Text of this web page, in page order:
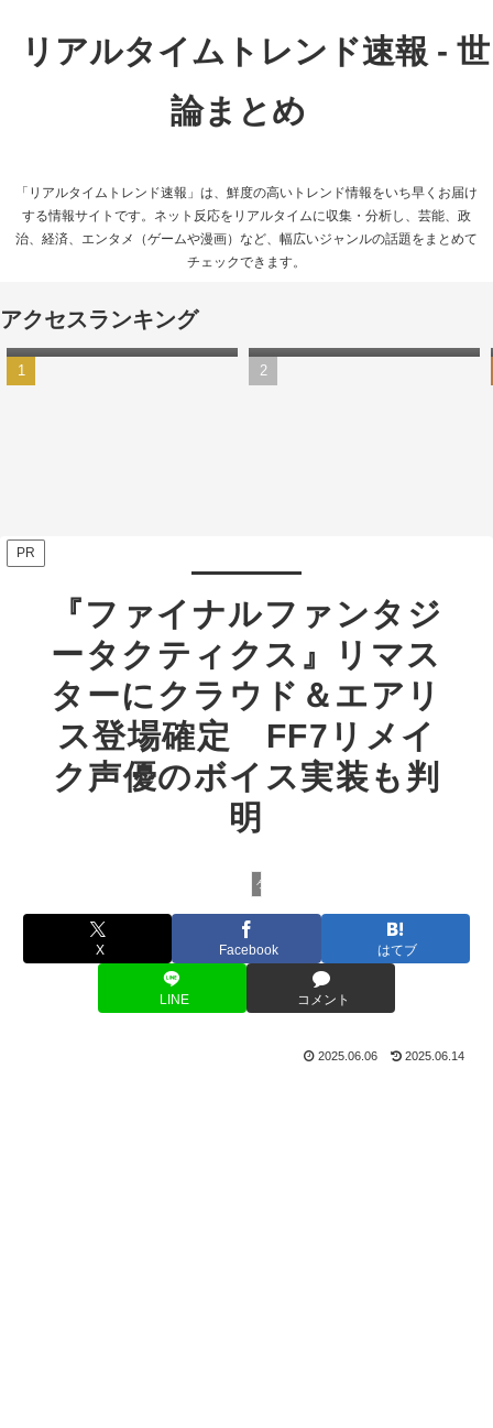
リアルタイムトレンド速報 - 世
論まとめ
「リアルタイムトレンド速報」は、鮮度の高いトレンド情報をいち早くお届け
する情報サイトです。ネット反応をリアルタイムに収集・分析し、芸能、政
治、経済、エンタメ（ゲームや漫画）など、幅広いジャンルの話題をまとめて
チェックできます。
アクセスランキング
【動画あり】渋谷駅が大雨
で“水没”状態に…
式に不満の声相次ぐ
PR
『ファイナルファンタジ
ータクティクス』リマス
ターにクラウド＆エアリ
ス登場確定 FF7リメイ
ク声優のボイス実装も判
明
ゲーム
X Facebook はてブ
LINE コメント
2025.06.06 2025.06.14